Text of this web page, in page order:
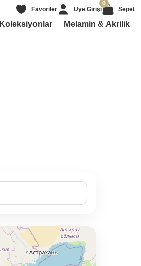
Favoriler Üye Girişi Sepet
0
Koleksiyonlar Melamin & Akrilik